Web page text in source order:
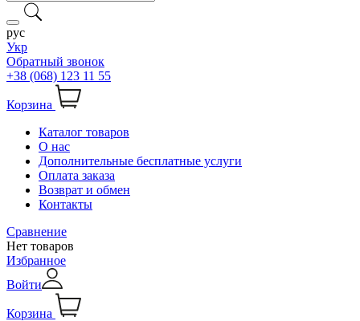
рус
Укр
Обратный звонок
+38 (068) 123 11 55
Корзина
Каталог товаров
О нас
Дополнительные бесплатные услуги
Оплата заказа
Возврат и обмен
Контакты
Сравнение
Нет товаров
Избранное
Войти
Корзина